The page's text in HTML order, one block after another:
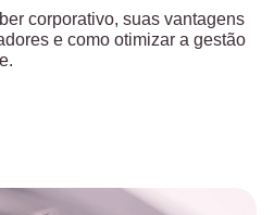
corporativo, suas vantagens
e como otimizar a gestão